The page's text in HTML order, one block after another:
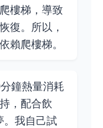
樓梯，導致
復。所以，
賴爬樓梯。
鐘熱量消耗
，配合飲
。我自己試